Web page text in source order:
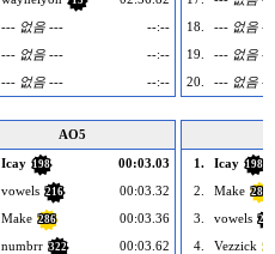
--- 없음 ---
--:--
--- 없음 ---
--:--
--- 없음 --- --:--
18.
--- 없음 ---
19.
--- 없음 ---
20.
--- 없음 ---
AO5
Icay 198
00:03.03
vowels 216
00:03.32
Make 286
00:03.36
numbrr 322
00:03.62
1.
Icay 198
2. Make 286
3. vowels 216
4. Vezzick